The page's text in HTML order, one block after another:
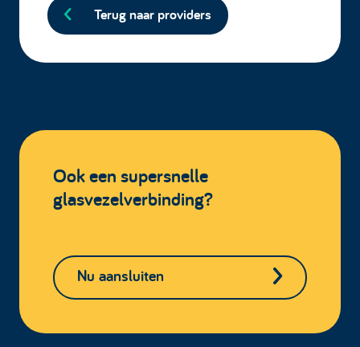
Terug naar providers
Ook een supersnelle
glasvezelverbinding?
Nu aansluiten